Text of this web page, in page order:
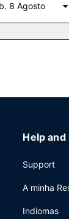
uma receção
8 Agosto
Help
Support
A minha
Indiomas